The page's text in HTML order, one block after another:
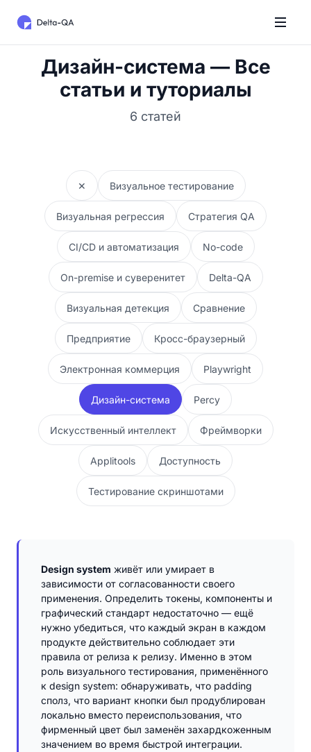
Дизайн-система — Все
статьи и туториалы
6 статей
✕ Визуальное тестирование
Визуальная регрессия Стратегия QA
CI/CD и автоматизация No-code
On-premise и суверенитет Delta-QA
Визуальная детекция Сравнение
Предприятие Кросс-браузерный
Электронная коммерция Playwright
Дизайн-система Percy
Искусственный интеллект Фреймворки
Applitools Доступность
Тестирование скриншотами
Design system живёт или умирает в
зависимости от согласованности своего
применения. Определить токены, компоненты и
графический стандарт недостаточно — ещё
нужно убедиться, что каждый экран в каждом
продукте действительно соблюдает эти
правила от релиза к релизу. Именно в этом
роль визуального тестирования, применённого
к design system: обнаруживать, что padding
сполз, что вариант кнопки был продублирован
локально вместо переиспользования, что
фирменный цвет был заменён захардкоженным
значением во время быстрой интеграции.